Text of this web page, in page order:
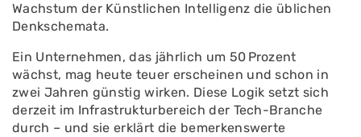
Wachstum der Künstlichen Intelligenz die üblichen
Denkschemata.
Ein Unternehmen, das jährlich um 50 Prozent
wächst, mag heute teuer erscheinen und schon in
zwei Jahren günstig wirken. Diese Logik setzt sich
derzeit im Infrastrukturbereich der Tech-Branche
durch – und sie erklärt die bemerkenswerte